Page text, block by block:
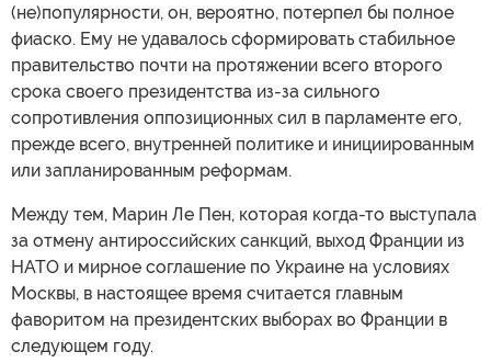
(не)популярности, он, вероятно, потерпел бы полное
фиаско. Ему не удавалось сформировать стабильное
правительство почти на протяжении всего второго
срока своего президентства из-за сильного
сопротивления оппозиционных сил в парламенте его,
прежде всего, внутренней политике и инициированным
или запланированным реформам.
Между тем, Марин Ле Пен, которая когда-то выступала
за отмену антироссийских санкций, выход Франции из
НАТО и мирное соглашение по Украине на условиях
Москвы, в настоящее время считается главным
фаворитом на президентских выборах во Франции в
следующем году.